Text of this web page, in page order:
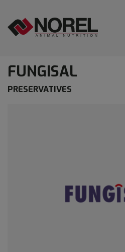
FUNGISAL
PRESERVATIVES